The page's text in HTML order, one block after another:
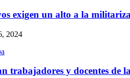
exigen un alto a la
2024
trabajadores y docentes de